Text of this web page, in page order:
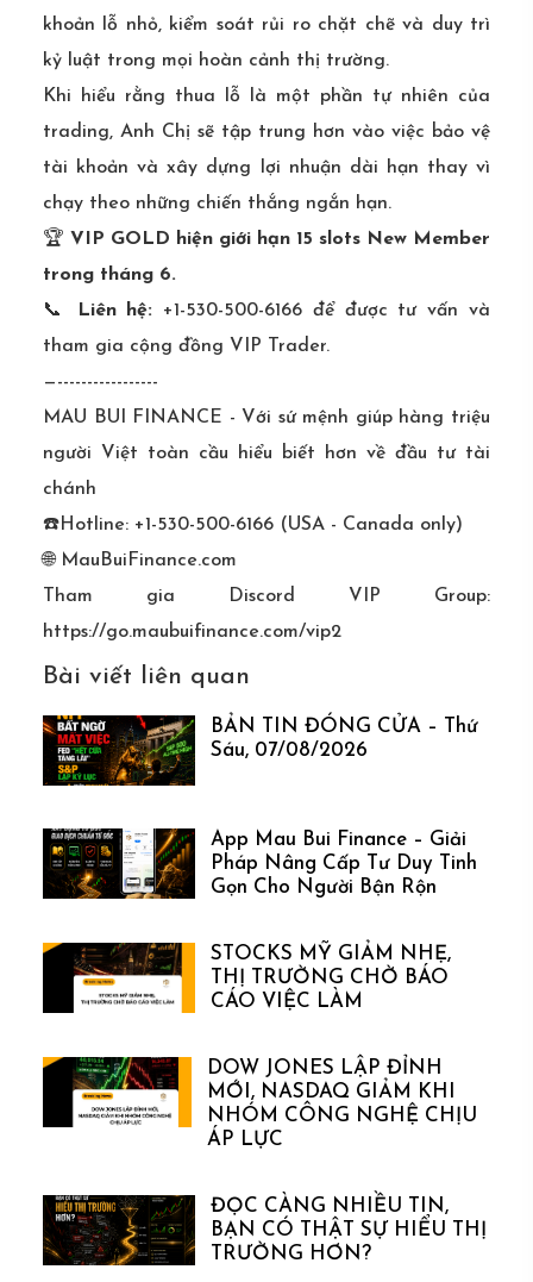
khoản lỗ nhỏ, kiểm soát rủi ro chặt chẽ và duy trì
kỷ luật trong mọi hoàn cảnh thị trường.
Khi hiểu rằng thua lỗ là một phần tự nhiên của
trading, Anh Chị sẽ tập trung hơn vào việc bảo vệ
tài khoản và xây dựng lợi nhuận dài hạn thay vì
chạy theo những chiến thắng ngắn hạn.
🏆 VIP GOLD hiện giới hạn 15 slots New Member
trong tháng 6.
📞
Liên hệ: +1-530-500-6166 để được tư vấn và
tham gia cộng đồng VIP Trader.
—-----------------
MAU BUI FINANCE - Với sứ mệnh giúp hàng triệu
người Việt toàn cầu hiểu biết hơn về đầu tư tài
chánh
☎️Hotline: +1-530-500-6166 (USA - Canada only)
🌐 MauBuiFinance.com
Tham gia Discord VIP Group:
https://go.maubuifinance.com/vip2
Bài viết liên quan
BẢN TIN ĐÓNG CỬA – Thứ
Sáu, 07/08/2026
App Mau Bui Finance – Giải
Pháp Nâng Cấp Tư Duy Tinh
Gọn Cho Người Bận Rộn
STOCKS MỸ GIẢM NHẸ,
THỊ TRƯỜNG CHỜ BÁO
CÁO VIỆC LÀM
DOW JONES LẬP ĐỈNH
MỚI, NASDAQ GIẢM KHI
NHÓM CÔNG NGHỆ CHỊU
ÁP LỰC
ĐỌC CÀNG NHIỀU TIN,
BẠN CÓ THẬT SỰ HIỂU THỊ
TRƯỜNG HƠN?